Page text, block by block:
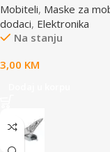
65x100mm
Mobiteli, Maske za
dodaci, Elektronika
Na stanju
3,00 KM